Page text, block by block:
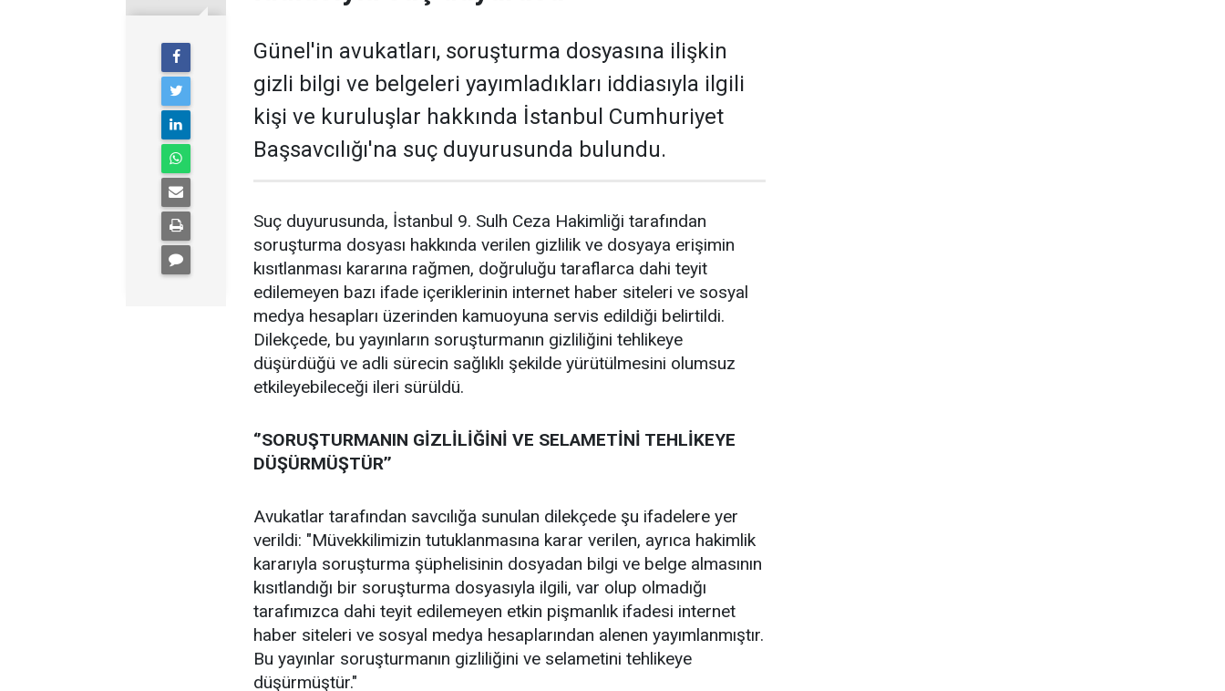
Günel'in avukatları, soruşturma dosyasına ilişkin
gizli bilgi ve belgeleri yayımladıkları iddiasıyla ilgili
kişi ve kuruluşlar hakkında İstanbul Cumhuriyet
Başsavcılığı'na suç duyurusunda bulundu.
Suç duyurusunda, İstanbul 9. Sulh Ceza Hakimliği tarafından
soruşturma dosyası hakkında verilen gizlilik ve dosyaya erişimin
kısıtlanması kararına rağmen, doğruluğu taraflarca dahi teyit
edilemeyen bazı ifade içeriklerinin internet haber siteleri ve sosyal
medya hesapları üzerinden kamuoyuna servis edildiği belirtildi.
Dilekçede, bu yayınların soruşturmanın gizliliğini tehlikeye
düşürdüğü ve adli sürecin sağlıklı şekilde yürütülmesini olumsuz
etkileyebileceği ileri sürüldü.
‘’SORUŞTURMANIN GİZLİLİĞİNİ VE SELAMETİNİ TEHLİKEYE
DÜŞÜRMÜŞTÜR’’
Avukatlar tarafından savcılığa sunulan dilekçede şu ifadelere yer
verildi: "Müvekkilimizin tutuklanmasına karar verilen, ayrıca hakimlik
kararıyla soruşturma şüphelisinin dosyadan bilgi ve belge almasının
kısıtlandığı bir soruşturma dosyasıyla ilgili, var olup olmadığı
tarafımızca dahi teyit edilemeyen etkin pişmanlık ifadesi internet
haber siteleri ve sosyal medya hesaplarından alenen yayımlanmıştır.
Bu yayınlar soruşturmanın gizliliğini ve selametini tehlikeye
düşürmüştür."